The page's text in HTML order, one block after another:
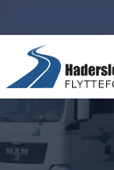
hovedindhold